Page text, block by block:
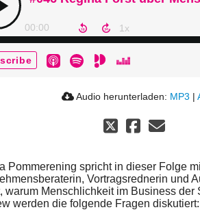
00:00
Audio herunterladen: MP3 |
Pommerening spricht in dieser Folge
Vortragsrednerin und
warum Menschlichkeit im Business der
werden die folgende Fragen diskutiert: